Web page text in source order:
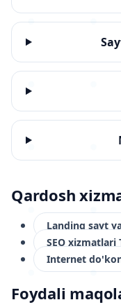
Qardosh
Landing sayt
SEO xizmatlari
Internet
Foydali